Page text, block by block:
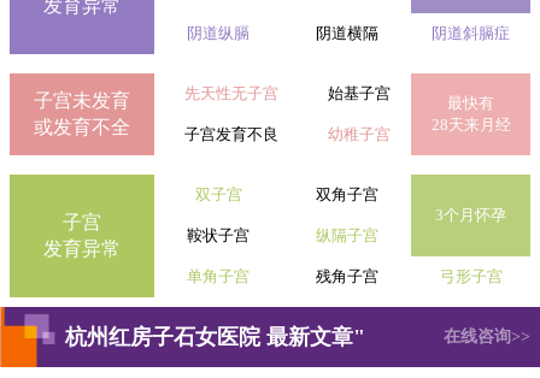
发育异常
阴道纵膈 阴道横隔 阴道斜膈症
子宫未发育
或发育不全
先天性无子宫 始基子宫
最快有
28天来月经
子宫发育不良 幼稚子宫
子宫
发育异常
双子宫
双角子宫
3个月怀孕
鞍状子宫
纵隔子宫
单角子宫 残角子宫 弓形子宫
杭州红房子石女医院 最新文章" 在线咨询>>